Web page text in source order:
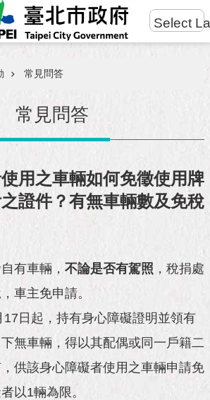
Select
常見問答
常見問答
用之車輛如何免徵使用牌
證件？有無車輛數及免稅
有車輛， 不論是否有駕照 ，稅捐處
車主免申請。
17日起，持有身心障礙證明並領有
無車輛，得以其配偶或同一戶籍二
供該身心障礙者使用之車輛申請免
以1輛為限。